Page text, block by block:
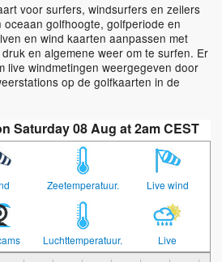
voor surfers, windsurfers en zeilers
golfhoogte, golfperiode en
en wind kaarten aanpassen met
en algemene weer om te surfen. Er
live windmetingen weergegeven door
op de golfkaarten in de
Saturday 08 Aug at 2am CEST
Zeetemperatuur. Live wind
Luchttemperatuur. Live